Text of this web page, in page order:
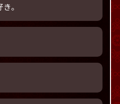
。